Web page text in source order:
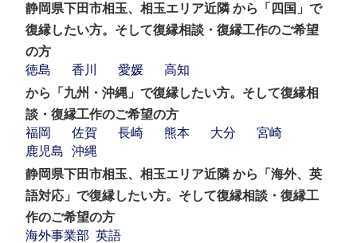
静岡県下田市相玉、相玉エリア近隣 から「四国」で
復縁したい方。そして復縁相談・復縁工作のご希望
の方
徳島
香川 愛媛
高知
から「九州・沖縄」で復縁したい方。そして復縁相
談・復縁工作のご希望の方
福岡
佐賀 長崎 熊本 大分
宮崎
鹿児島
沖縄
静岡県下田市相玉、相玉エリア近隣 から「海外、英
語対応」で復縁したい方。そして復縁相談・復縁工
作のご希望の方
海外事業部 英語